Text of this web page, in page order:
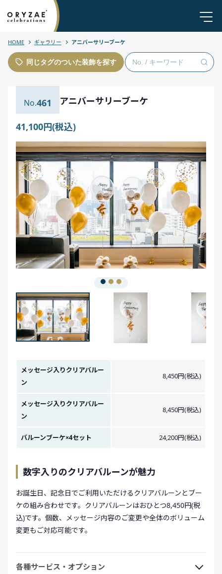
HOME ギャラリー アニバーサリーブーケ
同じタグのついた装飾を探す
461 アニバーサリーブーケ
41,100円(税込)
金額イメージ
メッセージ入りクリアバルー
ン
8,450円(税込)
メッセージ入りクリアバルー
ン
8,450円(税込)
バルーンブーケ×4セット 24,200円(税込)
数字入りのクリアバルーンが魅力
お誕生日、記念日でご利用いただけるクリアバルーンとブー
ケの組み合わせです。クリアバルーンはおひとつ8,450円(税
込)です。個数、メッセージ内容のご変更や全体のボリューム
変更もご対応可能です。
各種サービス・オプション